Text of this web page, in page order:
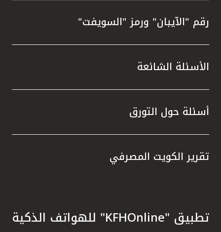
رقم "الآيبان" ورمز "السويفت"
الأسئلة الشائعة
أسئلة حول التورق
تقرير الكويت المصرفي
تطبيق "KFHOnline" للهواتف الذكية